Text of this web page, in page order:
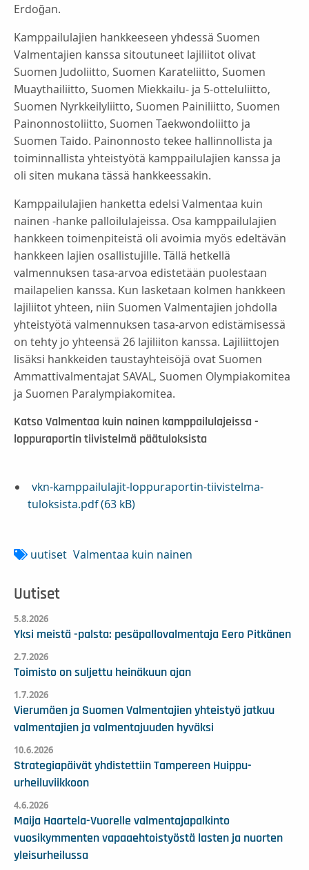
Erdoğan.
Kamppailulajien hankkeeseen yhdessä Suomen
Valmentajien kanssa sitoutuneet lajiliitot olivat
Suomen Judoliitto, Suomen Karateliitto, Suomen
Muaythailiitto, Suomen Miekkailu- ja 5-otteluliitto,
Suomen Nyrkkeilyliitto, Suomen Painiliitto, Suomen
Painonnostoliitto, Suomen Taekwondoliitto ja
Suomen Taido. Painonnosto tekee hallinnollista ja
toiminnallista yhteistyötä kamppailulajien kanssa ja
oli siten mukana tässä hankkeessakin.
Kamppailulajien hanketta edelsi Valmentaa kuin
nainen -hanke palloilulajeissa. Osa kamppailulajien
hankkeen toimenpiteistä oli avoimia myös edeltävän
hankkeen lajien osallistujille. Tällä hetkellä
valmennuksen tasa-arvoa edistetään puolestaan
mailapelien kanssa. Kun lasketaan kolmen hankkeen
lajiliitot yhteen, niin Suomen Valmentajien johdolla
yhteistyötä valmennuksen tasa-arvon edistämisessä
on tehty jo yhteensä 26 lajiliiton kanssa. Lajiliittojen
lisäksi hankkeiden taustayhteisöjä ovat Suomen
Ammattivalmentajat SAVAL, Suomen Olympiakomitea
ja Suomen Paralympiakomitea.
Katso Valmentaa kuin nainen kamppailulajeissa -
loppuraportin tiivistelmä päätuloksista
vkn-kamppailulajit-loppuraportin-tiivistelma-
tuloksista.pdf (63 kB)
uutiset Valmentaa kuin nainen
Uutiset
5.8.2026
Yksi meistä -palsta: pesäpallovalmentaja Eero Pitkänen
2.7.2026
Toimisto on suljettu heinäkuun ajan
1.7.2026
Vierumäen ja Suomen Valmentajien yhteistyö jatkuu
valmentajien ja valmentajuuden hyväksi
10.6.2026
Strategiapäivät yhdistettiin Tampereen Huippu-
urheiluviikkoon
4.6.2026
Maija Haartela-Vuorelle valmentajapalkinto
vuosikymmenten vapaaehtoistyöstä lasten ja nuorten
yleisurheilussa